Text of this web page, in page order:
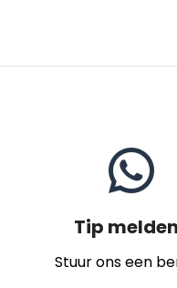
Tip
Stuur ons een